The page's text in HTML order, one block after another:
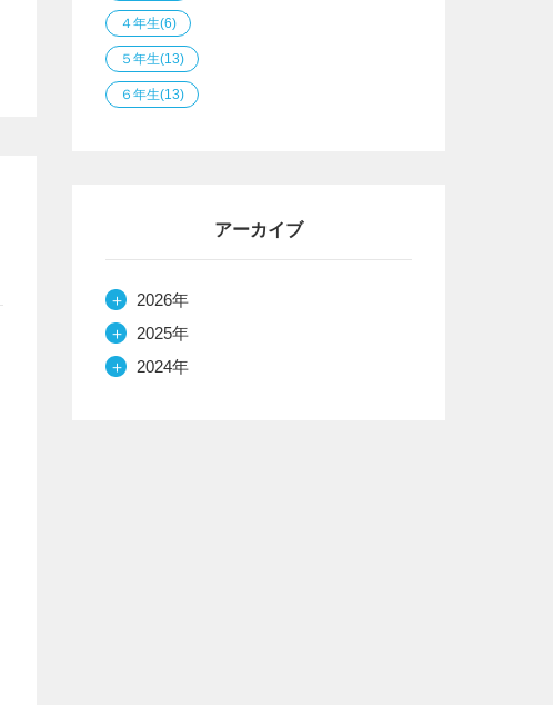
４年生(6)
５年生(13)
６年生(13)
アーカイブ
＋
2026年
＋
2025年
＋
2024年